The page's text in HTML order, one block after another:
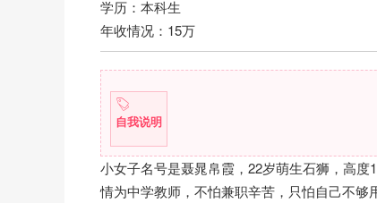
学历：本科生
年收情况：15万
自我说明
小女子名号是聂晁帛霞，22岁萌生石狮，高
情为中学教师，不怕兼职辛苦，只怕自己不